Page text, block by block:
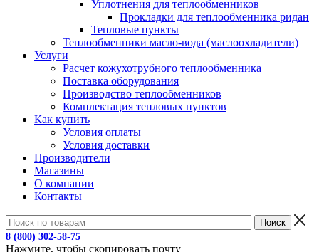
Уплотнения для теплообменников
Прокладки для теплообменника ридан
Тепловые пункты
Теплообменники масло-вода (маслоохладители)
Услуги
Расчет кожухотрубного теплообменника
Поставка оборудования
Производство теплообменников
Комплектация тепловых пунктов
Как купить
Условия оплаты
Условия доставки
Производители
Магазины
О компании
Контакты
8 (800) 302-58-75
Нажмите, чтобы скопировать почту